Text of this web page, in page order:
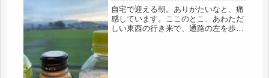
すし食べる。
自宅で迎える朝。ありがたいなと、痛
感しています。ここのとこ、あわただ
しい東西の行き来で、通路の左を歩い